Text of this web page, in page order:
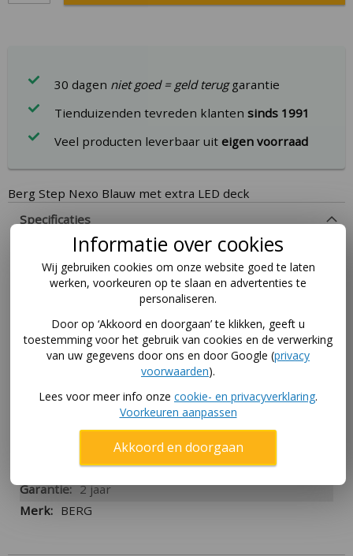
30 dagen niet goed = geld teruggarantie
Tienduizenden tevreden klantensinds 1991
Veel producten leverbaar uiteigen voorraad
Berg Step Nexo Blauw met extra LED deck
Specificaties
Information8715839090611
1 doos
62 cm x 21 cm x 34
cm
4,3 kg
2 jaar
90 cm - 140 cm
50 kg
2 jaar
BERG
Informatie over cookies
Wij gebruiken cookies om onze website goed te laten
werken, voorkeuren op te slaan en advertenties te
personaliseren.
Door op ‘Akkoord en doorgaan’ te klikken, geeft u
toestemming voor het gebruik van cookies en de verwerking
van uw gegevens door ons en door Google (privacy
voorwaarden).
Lees voor meer info onze cookie- en privacyverklaring.
Voorkeuren aanpassen
Akkoord en doorgaan